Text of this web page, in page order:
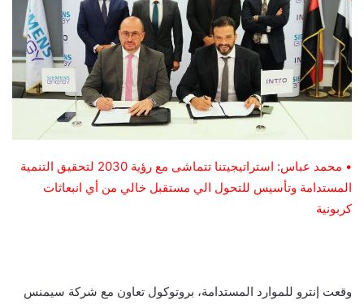
• محمد عباس: استراتيجيتنا تتماشى مع رؤية 2030 لتحقيق التنمية
المستدامة وتأسيس للتحول الي مستقبل خالي من أي انبعاثات
كربونية
وقعت إنترو للموارد المستدامة، بروتوكول تعاون مع شركة سيمنس